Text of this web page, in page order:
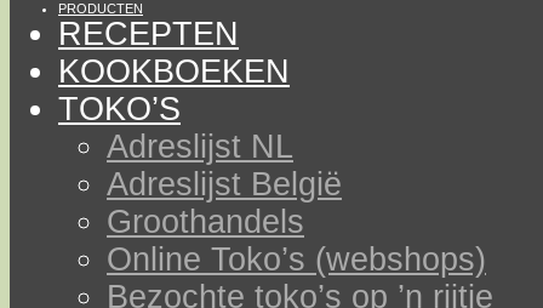
PRODUCTEN
RECEPTEN
KOOKBOEKEN
TOKO’S
Adreslijst NL
Adreslijst België
Groothandels
Online Toko’s (webshops)
Bezochte toko’s op ’n rijtje